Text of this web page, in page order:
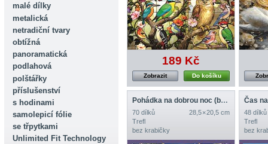
malé dílky
metalická
netradiční tvary
obtížná
panoramatická
podlahová
polštářky
příslušenství
s hodinami
samolepicí fólie
se třpytkami
Unlimited Fit Technology
189 Kč
Do košíku
Zobrazit
Pohádka na dobrou noc (bez krabičky)
70 dílků
28,5 × 20,5 cm
Trefl
bez krabičky
48 dílků
Trefl
bez